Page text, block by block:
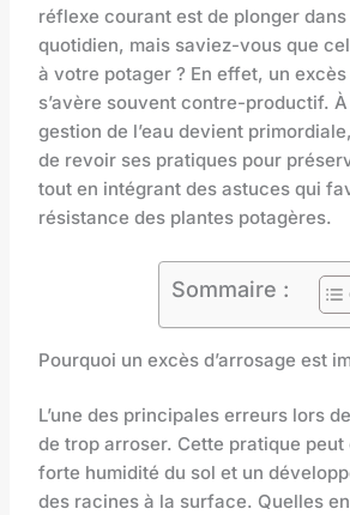
réflexe courant est de plonger dans
quotidien, mais saviez-vous que
à votre potager ? En effet, un excès
s’avère souvent contre-productif. À
gestion de l’eau devient
de revoir ses pratiques pour
tout en intégrant des astuces qui
résistance des plantes potagères.
Sommaire :
Pourquoi un excès d’arrosage est
L’une des principales erreurs lors
de trop arroser. Cette pratique peut
forte humidité du sol et un
des racines à la surface. Quelles